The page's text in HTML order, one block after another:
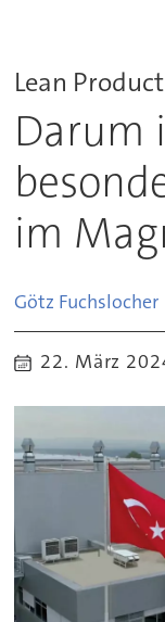
Lean
Darum
im
Götz Fuchslocher
22. März